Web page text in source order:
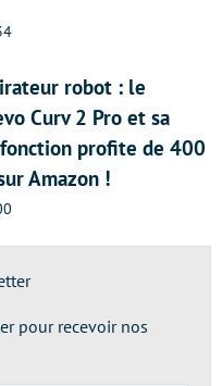
robot : le
Curv 2 Pro et sa
profite de 400
Amazon !
pour recevoir nos